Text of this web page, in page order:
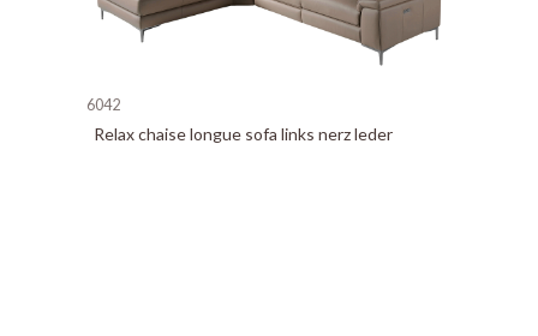
6042
Relax chaise longue sofa links nerz leder